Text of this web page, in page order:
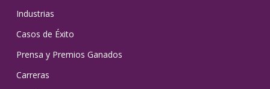
Industrias
Casos de Éxito
Prensa y Premios Ganados
Carreras